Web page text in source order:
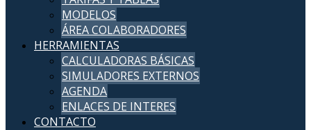
MODELOS
ÁREA COLABORADORES
HERRAMIENTAS
CALCULADORAS BÁSICAS
SIMULADORES EXTERNOS
AGENDA
ENLACES DE INTERES
CONTACTO